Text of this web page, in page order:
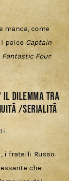
manca, come
palco Captain
Fantastic Four:
il dilemma tra
/serialitÃ
i fratelli Russo.
che